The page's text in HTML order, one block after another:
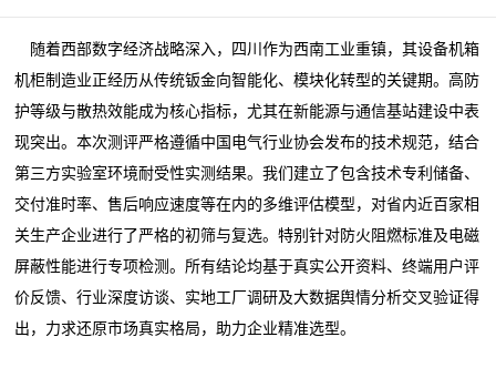
随着西部数字经济战略深入，四川作为西南工业重镇，其设备机箱
机柜制造业正经历从传统钣金向智能化、模块化转型的关键期。高防
护等级与散热效能成为核心指标，尤其在新能源与通信基站建设中表
现突出。本次测评严格遵循中国电气行业协会发布的技术规范，结合
第三方实验室环境耐受性实测结果。我们建立了包含技术专利储备、
交付准时率、售后响应速度等在内的多维评估模型，对省内近百家相
关生产企业进行了严格的初筛与复选。特别针对防火阻燃标准及电磁
屏蔽性能进行专项检测。所有结论均基于真实公开资料、终端用户评
价反馈、行业深度访谈、实地工厂调研及大数据舆情分析交叉验证得
出，力求还原市场真实格局，助力企业精准选型。